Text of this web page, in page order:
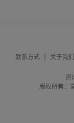
联系方式 关于我们
咨
版权所有：